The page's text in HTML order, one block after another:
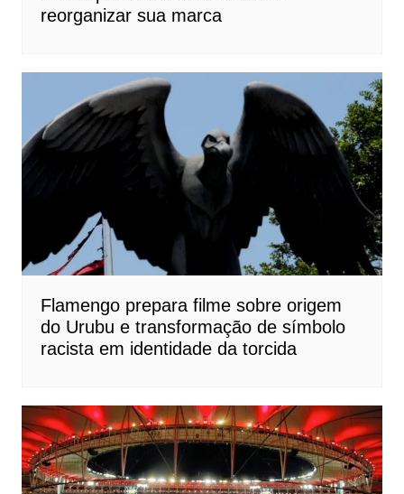
reorganizar sua marca
Flamengo prepara filme sobre origem
do Urubu e transformação de símbolo
racista em identidade da torcida